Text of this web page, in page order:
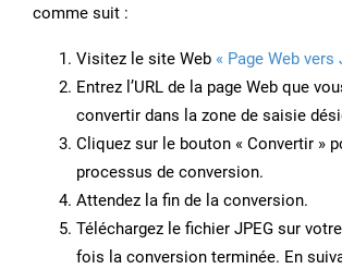
comme suit :
Visitez le site Web « Page Web vers
Entrez l’URL de la page Web que
convertir dans la zone de saisie
Cliquez sur le bouton « Convertir »
processus de conversion.
Attendez la fin de la conversion.
Téléchargez le fichier JPEG sur
fois la conversion terminée. En